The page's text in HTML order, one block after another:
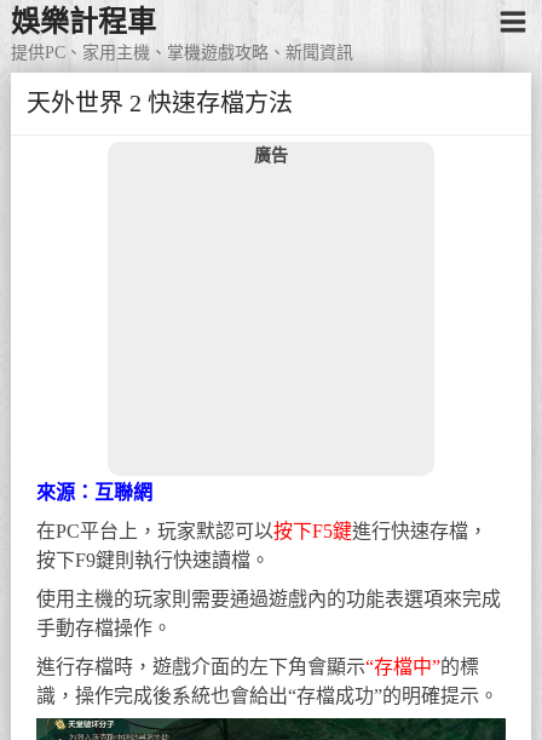
娛樂計程車
提供PC、家用主機、掌機遊戲攻略、新聞資訊
天外世界 2 快速存檔方法
廣告
來源：互聯網
在PC平台上，玩家默認可以按下F5鍵進行快速存檔，
按下F9鍵則執行快速讀檔。
使用主機的玩家則需要通過遊戲內的功能表選項來完成
手動存檔操作。
進行存檔時，遊戲介面的左下角會顯示“存檔中”的標
識，操作完成後系統也會給出“存檔成功”的明確提示。